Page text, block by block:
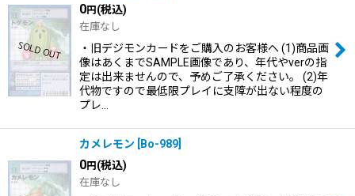
0円(税込)
在庫なし
・旧デジモンカードをご購入のお客様へ (1)商品画
像はあくまでSAMPLE画像であり、年代やverの指
定は出来ませんので、予めご了承ください。 (2)年
代物ですので最低限プレイに支障が出ない程度の
プレ…
カメレモン Bo-989
0円(税込)
在庫なし